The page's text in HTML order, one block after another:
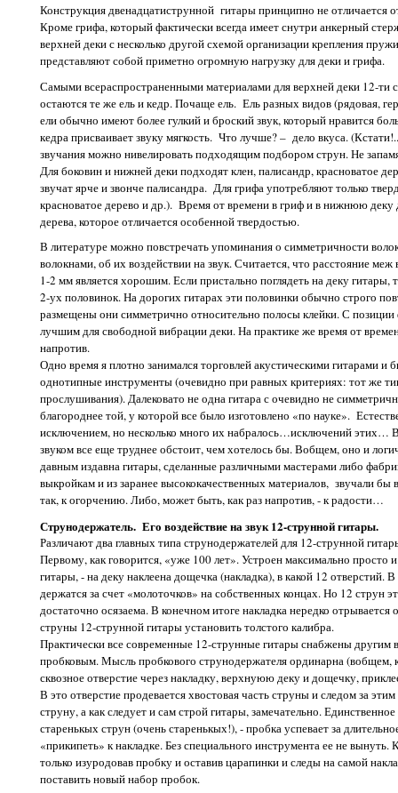
Конструкция двенадцатиструнной гитары принципно не отличается
Кроме грифа, который фактически всегда имеет снутри анкерный
верхней деки с несколько другой схемой организации крепления
представляют собой приметно огромную нагрузку для деки и грифа.
Самыми всераспространенными материалами для верхней деки 12-ти
остаются те же ель и кедр. Почаще ель. Ель разных видов (рядовая,
ели обычно имеют более гулкий и броский звук, который нравится
кедра присваивает звуку мягкость. Что лучше? – дело вкуса.
звучания можно нивелировать подходящим подбором струн. Не
Для боковин и нижней деки подходят клен, палисандр, красноватое
звучат ярче и звонче палисандра. Для грифа употребляют только
красноватое дерево и др.). Время от времени в гриф и в нижнюю деку
дерева, которое отличается особенной твердостью.
В литературе можно повстречать упоминания о симметричности
волокнами, об их воздействии на звук. Считается, что расстояние меж
1-2 мм является хорошим. Если пристально поглядеть на деку гитары,
2-ух половинок. На дорогих гитарах эти половинки обычно строго
размещены они симметрично относительно полосы клейки. С позиции
лучшим для свободной вибрации деки. На практике же время от
напротив.
Одно время я плотно занимался торговлей акустическими гитарами и
однотипные инструменты (очевидно при равных критериях: тот же
прослушивания). Далековато не одна гитара с очевидно не
благороднее той, у которой все было изготовлено «по науке».
исключением, но несколько много их набралось…исключений этих…
звуком все еще труднее обстоит, чем хотелось бы. Вобщем, оно и
давным издавна гитары, сделанные различными мастерами либо
выкройкам и из заранее высококачественных материалов, звучали
так, к огорчению. Либо, может быть, как раз напротив, - к радости…
Струнодержатель. Его воздействие на звук 12-струнной гитары.
Различают два главных типа струнодержателей для 12-струнной
Первому, как говорится, «уже 100 лет». Устроен максимально просто
гитары, - на деку наклеена дощечка (накладка), в какой 12 отверстий.
держатся за счет «молоточков» на собственных концах. Но 12 струн
достаточно осязаема. В конечном итоге накладка нередко отрывается
струны 12-струнной гитары установить толстого калибра.
Практически все современные 12-струнные гитары снабжены другим
пробковым. Мысль пробкового струнодержателя ординарна (вобщем,
сквозное отверстие через накладку, верхнуюю деку и дощечку,
В это отверстие продевается хвостовая часть струны и следом за
струну, а как следует и сам строй гитары, замечательно.
старенькых струн (очень старенькых!), - пробка успевает за
«прикипеть» к накладке. Без специального инструмента ее не вынуть.
только изуродовав пробку и оставив царапинки и следы на самой
поставить новый набор пробок.